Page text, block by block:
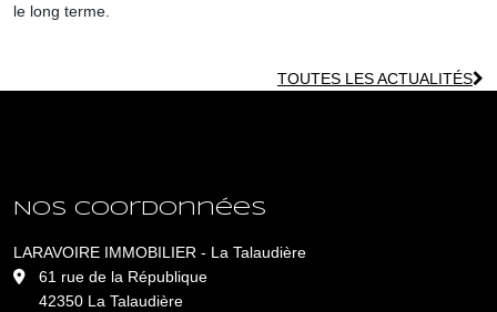
le long terme.
TOUTES LES ACTUALITÉS
Nos coordonnées
LARAVOIRE IMMOBILIER - La Talaudière
61 rue de la République
42350 La Talaudière